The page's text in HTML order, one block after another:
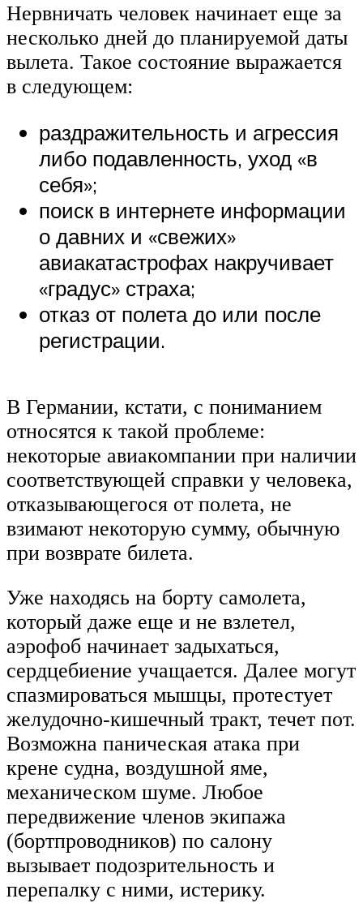
Нервничать человек начинает еще за
несколько дней до планируемой даты
вылета. Такое состояние выражается
в следующем:
раздражительность и агрессия
либо подавленность, уход «в
себя»;
поиск в интернете информации
о давних и «свежих»
авиакатастрофах накручивает
«градус» страха;
отказ от полета до или после
регистрации.
В Германии, кстати, с пониманием
относятся к такой проблеме:
некоторые авиакомпании при наличии
соответствующей справки у человека,
отказывающегося от полета, не
взимают некоторую сумму, обычную
при возврате билета.
Уже находясь на борту самолета,
который даже еще и не взлетел,
аэрофоб начинает задыхаться,
сердцебиение учащается. Далее могут
спазмироваться мышцы, протестует
желудочно-кишечный тракт, течет пот.
Возможна паническая атака при
крене судна, воздушной яме,
механическом шуме. Любое
передвижение членов экипажа
(бортпроводников) по салону
вызывает подозрительность и
перепалку с ними, истерику.